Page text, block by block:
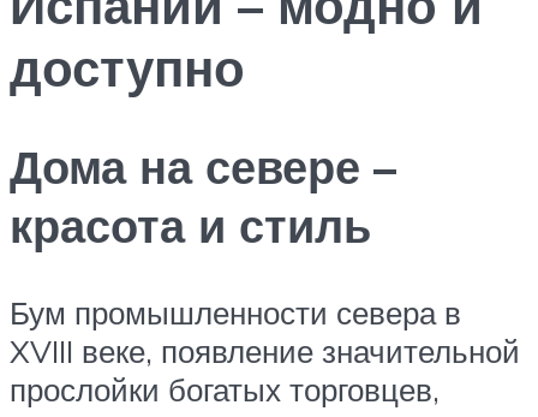
доступно
Дома на севере –
красота и стиль
Бум промышленности севера в
XVIII веке, появление значительной
прослойки богатых торговцев,